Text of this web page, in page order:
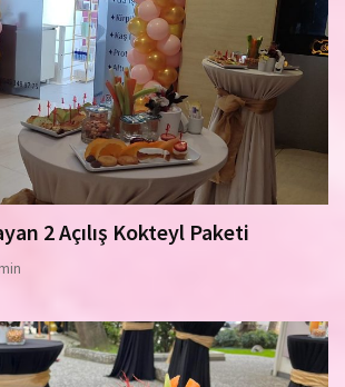
2 Açılış Kokteyl Paketi